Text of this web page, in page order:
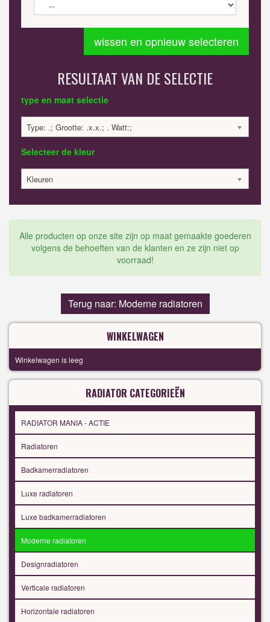
wissen en opnieuw selecteren
RESULTAAT VAN DE SELECTIE
type en maat selectie
Type: .; Grootte: .x.x.; . Watt:;
Selecteer de kleur
Kleuren
Alle producten op onze site zijn op maat gemaakte goederen
volgens de behoeften van de klanten en ze zijn niet op
voorraad!
Terug naar: Moderne radiatoren
WINKELWAGEN
Winkelwagen is leeg
RADIATOR CATEGORIEËN
RADIATOR MANIA - ACTIE
Radiatoren
Badkamerradiatoren
Luxe radiatoren
Luxe badkamerradiatoren
Moderne radiatoren
Designradiatoren
Verticale radiatoren
Horizontale radiatoren